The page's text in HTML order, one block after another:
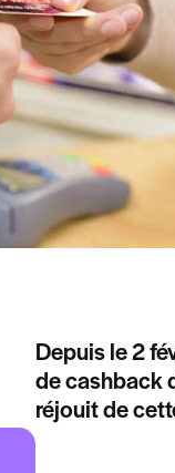
Depuis le 2
de cashback
réjouit de